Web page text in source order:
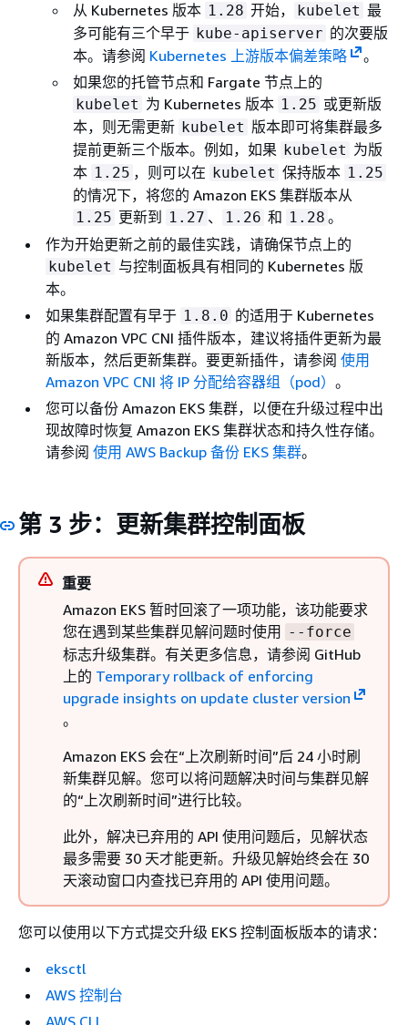
从 Kubernetes 版本 1.28 开始， kubelet 最
多可能有三个早于 kube-apiserver 的次要版
本。请参阅 Kubernetes 上游版本偏差策略
。
如果您的托管节点和 Fargate 节点上的
kubelet 为 Kubernetes 版本 1.25 或更新版
本，则无需更新 kubelet 版本即可将集群最多
提前更新三个版本。例如，如果 kubelet 为版
本 1.25 ，则可以在 kubelet 保持版本 1.25
的情况下，将您的 Amazon EKS 集群版本从
1.25 更新到 1.27 、 1.26 和 1.28 。
作为开始更新之前的最佳实践，请确保节点上的
kubelet 与控制面板具有相同的 Kubernetes 版
本。
如果集群配置有早于 1.8.0 的适用于 Kubernetes
的 Amazon VPC CNI 插件版本，建议将插件更新为最
新版本，然后更新集群。要更新插件，请参阅 使用
Amazon VPC CNI 将 IP 分配给容器组（pod） 。
您可以备份 Amazon EKS 集群，以便在升级过程中出
现故障时恢复 Amazon EKS 集群状态和持久性存储。
请参阅 使用 AWS Backup 备份 EKS 集群。
第 3 步：更新集群控制面板
重要
Amazon EKS 暂时回滚了一项功能，该功能要求
您在遇到某些集群见解问题时使用 --force
标志升级集群。有关更多信息，请参阅 GitHub
上的 Temporary rollback of enforcing
upgrade insights on update cluster version
。
Amazon EKS 会在“上次刷新时间”后 24 小时刷
新集群见解。您可以将问题解决时间与集群见解
的“上次刷新时间”进行比较。
此外，解决已弃用的 API 使用问题后，见解状态
最多需要 30 天才能更新。升级见解始终会在 30
天滚动窗口内查找已弃用的 API 使用问题。
您可以使用以下方式提交升级 EKS 控制面板版本的请求：
eksctl
AWS 控制台
AWS CLI